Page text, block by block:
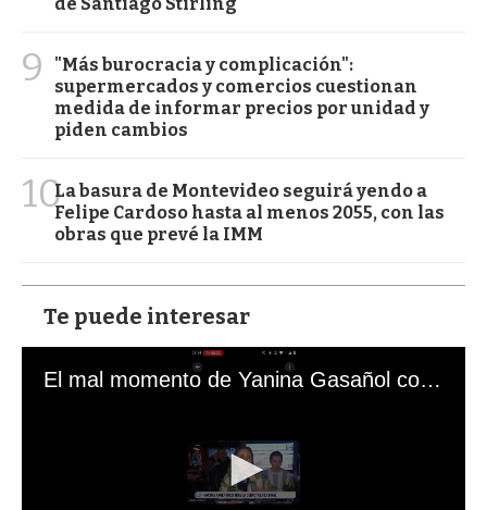
9
"Más burocracia y complicación":
supermercados y comercios cuestionan
medida de informar precios por unidad y
piden cambios
10La basura de Montevideo seguirá yendo a
Felipe Cardoso hasta al menos 2055, con las
obras que prevé la IMM
Te puede interesar
El mal momento de Yanina Gasañol con un hincha argentino en "Subrayado"